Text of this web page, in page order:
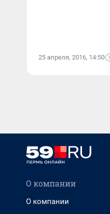
25 апреля, 2016, 14:50
О компании
О компании